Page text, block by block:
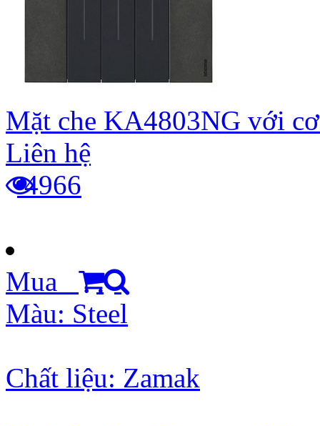
Mặt che KA4803NG với
Liên hệ
4966
Mua
Màu: Steel
Chất liệu: Zamak